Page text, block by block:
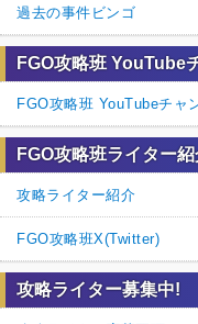
過去の事件ビンゴ
FGO攻略班 YouTube
FGO攻略班 YouTubeチャ
FGO攻略班ライター
攻略ライター紹介
FGO攻略班X(Twitter)
攻略ライター募集中!